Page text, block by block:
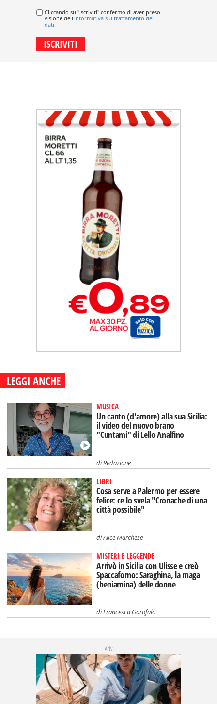
Cliccando su "Iscriviti" confermo di aver preso
visione dell'informativa sul trattamento dei
dati.
LEGGI ANCHE
MUSICA
Un canto (d'amore) alla sua Sicilia:
il video del nuovo brano
"Cuntami" di Lello Analfino
diRedazione
LIBRI
Cosa serve a Palermo per essere
felice: ce lo svela "Cronache di una
città possibile"
diAlice Marchese
MISTERI E LEGGENDE
Arrivò in Sicilia con Ulisse e creò
Spaccaforno: Saraghina, la maga
(beniamina) delle donne
diFrancesca Garofalo
Adv